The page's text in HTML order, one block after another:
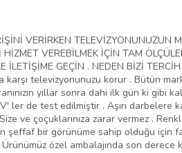
VERİRKEN TELEVİZYONUNUZUN
VEREBİLMEK İÇİN TAM
İLETİŞİME GEÇİN . NEDEN BİZİ
karşı televizyonunuzu korur . Bütün
yıllar sonra dahi ilk gün ki gibi
de test edilmiştir . Aşırı darbelere
ve çoçuklarınıza zarar vermez .
şeffaf bir görünüme sahip olduğu için
özel ambalajında son derece